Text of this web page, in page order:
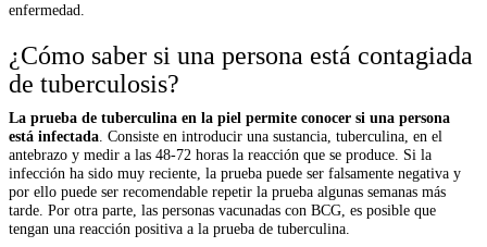
enfermedad.
¿Cómo saber si una persona está contagiada
de tuberculosis?
La prueba de tuberculina en la piel permite conocer si una persona
está infectada . Consiste en introducir una sustancia, tuberculina, en el
antebrazo y medir a las 48-72 horas la reacción que se produce. Si la
infección ha sido muy reciente, la prueba puede ser falsamente negativa y
por ello puede ser recomendable repetir la prueba algunas semanas más
tarde. Por otra parte, las personas vacunadas con BCG, es posible que
tengan una reacción positiva a la prueba de tuberculina.